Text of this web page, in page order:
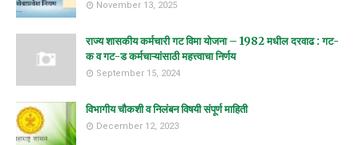
November 13, 2025
राज्य शासकीय कर्मचारी गट विमा योजना – 1982 मधील दरवाढ : गट-
क व गट-ड कर्मचाऱ्यांसाठी महत्त्वाचा निर्णय
September 15, 2024
विभागीय चौकशी व निलंबन विषयी संपूर्ण माहिती
December 12, 2023